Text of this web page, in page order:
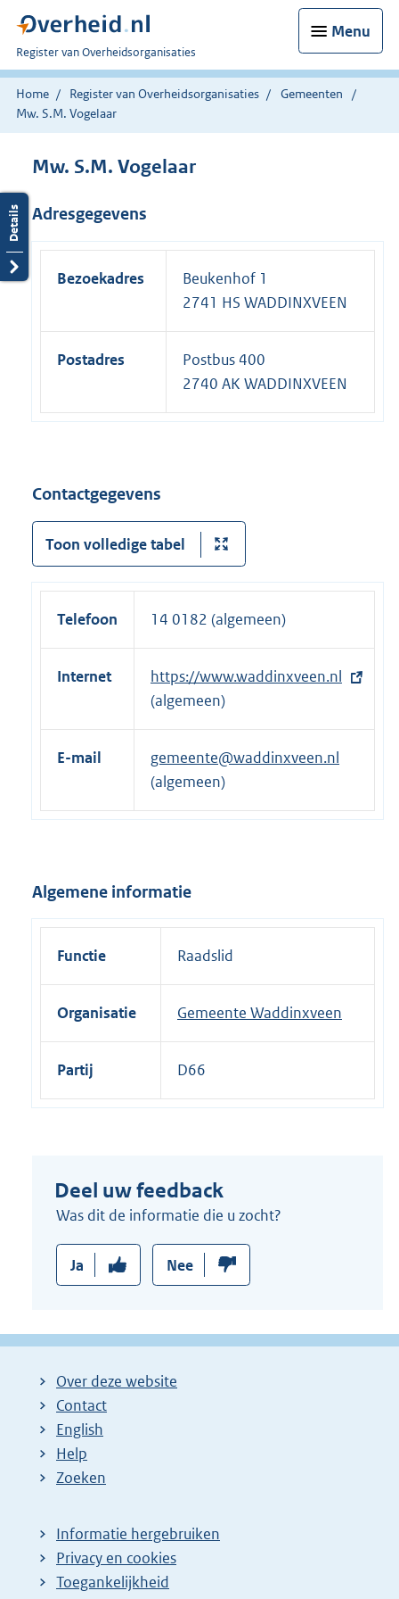
Menu
U
bent
nu
hier:
Register van Overheidsorganisaties
Home Register van Overheidsorganisaties
Gemeenten
Mw. S.M. Vogelaar
Mw. S.M. Vogelaar
Adresgegevens
Bezoekadres
Beukenhof 1
2741 HS WADDINXVEEN
Postadres
Postbus 400
2740 AK WADDINXVEEN
Contactgegevens
Toon volledige tabel
Telefoon 14 0182 (algemeen)
Internet
E
x
t
r
n
e
n
k
https://www.waddinxveen.nl
(algemeen)
E-mail
gemeente@waddinxveen.nl
(algemeen)
Algemene informatie
Functie Raadslid
Organisatie Gemeente Waddinxveen
Partij D66
Deel uw feedback
Was dit de informatie die u zocht?
Ja Nee
Over deze website
Contact
English
Help
Zoeken
Informatie hergebruiken
Privacy en cookies
Toegankelijkheid